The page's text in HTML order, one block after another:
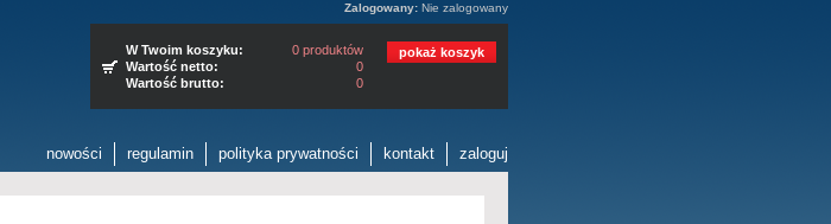
Zalogowany: Nie zalogowany
W Twoim koszyku:
0 produktów
Wartość netto:
0
Wartość brutto:
0
pokaż koszyk
nowości regulamin polityka prywatności kontakt zaloguj